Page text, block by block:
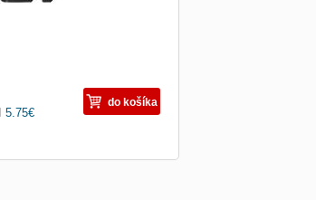
5.75€
do košíka